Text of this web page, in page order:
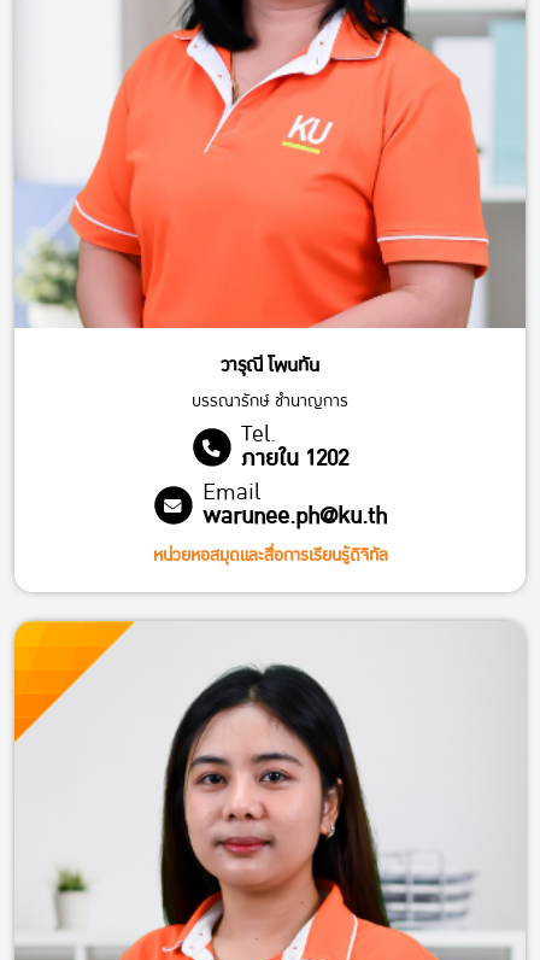
วารุณี โพนทัน
บรรณารักษ์ ชำนาญการ
Tel.
ภายใน 1202
Email
warunee.ph@ku.th
หน่วยหอสมุดและสื่อการเรียนรู้ดิจิทัล